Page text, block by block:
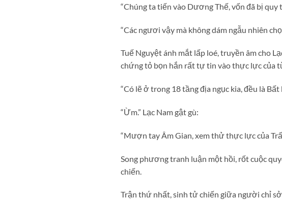
“Chúng ta tiến vào Dương Thế, vốn đã bị
“Các ngươi vậy mà không dám ngẫu nhiên
Tuế Nguyệt ánh mắt lấp loé, truyền âm cho
chứng tỏ bọn hắn rất tự tin vào thực lực của
“Có lẽ ở trong 18 tầng địa ngục kia, đều là
“Ừm.” Lạc Nam gật gù:
“Mượn tay Âm Gian, xem thử thực lực của
Song phương tranh luận một hồi, rốt cuộc
chiến.
Trận thứ nhất, sinh tử chiến giữa người chỉ